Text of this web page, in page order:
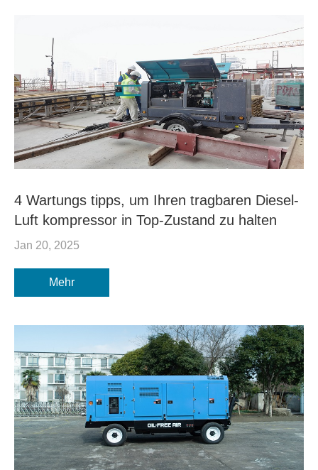
4 Wartungs tipps, um Ihren tragbaren Diesel-
Luft kompressor in Top-Zustand zu halten
Jan 20, 2025
Mehr